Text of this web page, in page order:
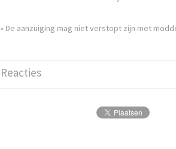
• De aanzuiging mag niet verstopt zijn met
Reacties